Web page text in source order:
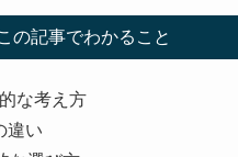
の記事でわかること
な考え方
違い